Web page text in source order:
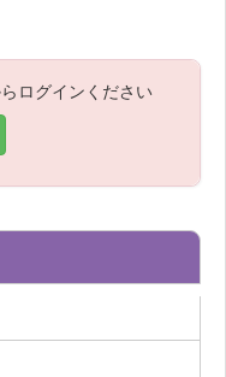
ログインください